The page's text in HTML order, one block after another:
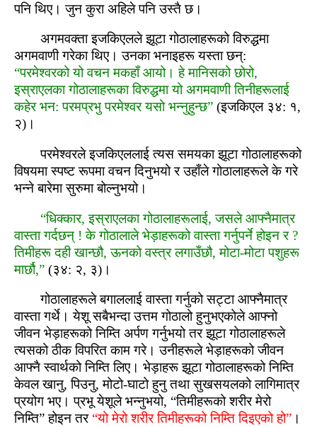
पनि थिए। जुन कुरा अहिले पनि उस्‍तै छ।
अगमवक्ता इजकिएलले झूटा गोठालाहरूको विरुद्धमा
अगमवाणी गरेका थिए। उनका भनाइहरू यस्‍ता छन्:
“परमेश्‍वरको यो वचन मकहाँ आयो। हे मानिसको छोरो,
इस्राएलका गोठालाहरूका विरुद्धमा यो अगमवाणी तिनीहरूलाई
कहेर भन: परमप्रभु परमेश्‍वर यसो भन्‍नुहुन्‍छ” (इजकिएल ३४: १,
२)।
परमेश्‍वरले इजकिएललाई त्‍यस समयका झूटा गोठालाहरूको
विषयमा स्‍पष्‍ट रूपमा वचन दिनुभयो र उहाँले गोठालाहरूले के गरे
भन्ने बारेमा सुरुमा बोल्‍नुभयो।
“धिक्‍कार, इस्राएलका गोठालाहरूलाई, जसले आफ्‍नैमात्र
वास्‍ता गर्दछन् ! के गोठालाले भेड़ाहरूको वास्‍ता गर्नुपर्ने होइन र ?
तिमीहरू दही खान्‍छौ, ऊनको वस्‍त्र लगाउँछौ, मोटा-मोटा पशुहरू
मार्छौ,” (३४: २, ३)।
गोठालाहरूले बगाललाई वास्‍ता गर्नुको सट्टा आफ्‍नैमात्र
वास्‍ता गर्थे। येशू सबैभन्‍दा उत्तम गोठालो हुनुभएकोले आफ्‍नो
जीवन भेड़ाहरूको निम्‍ति अर्पण गर्नुभयो तर झूटा गोठालाहरूले
त्‍यसको ठीक विपरित काम गरे। उनीहरूले भेड़ाहरूको जीवन
आफ्‍नै स्‍वार्थको निम्‍ति लिए। भेड़ाहरू झूटा गोठालाहरूको निम्‍ति
केवल खानु, पिउनु, मोटो-घाटो हुनु तथा सुखसयलको लागिमात्र
प्रयोग भए। प्रभू येशूले भन्नुभयो, “तिमीहरूको शरीर मेरो
निम्‍ति” होइन तर “यो मेरो शरीर तिमीहरूको निम्‍ति दिइएको हो” ।